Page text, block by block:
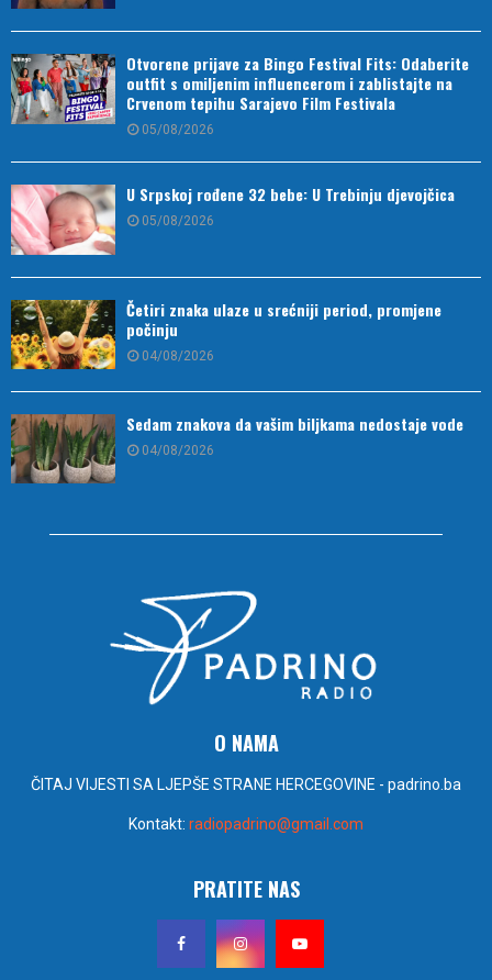
Otvorene prijave za Bingo Festival Fits: Odaberite
outfit s omiljenim influencerom i zablistajte na
Crvenom tepihu Sarajevo Film Festivala
05/08/2026
U Srpskoj rođene 32 bebe: U Trebinju djevojčica
05/08/2026
Četiri znaka ulaze u srećniji period, promjene
počinju
04/08/2026
Sedam znakova da vašim biljkama nedostaje vode
04/08/2026
O NAMA
ČITAJ VIJESTI SA LJEPŠE STRANE HERCEGOVINE - padrino.ba
Kontakt: radiopadrino@gmail.com
PRATITE NAS